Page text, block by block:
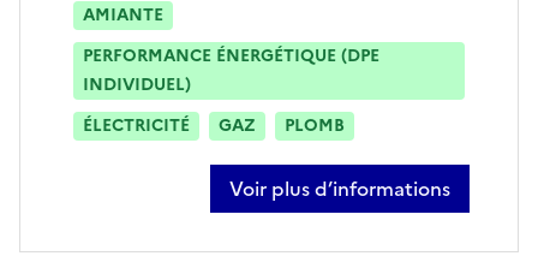
AMIANTE
PERFORMANCE ÉNERGÉTIQUE (DPE
INDIVIDUEL)
ÉLECTRICITÉ
GAZ PLOMB
Voir plus d’informations
sur marc-olivier lesure